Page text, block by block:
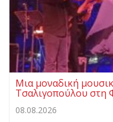
Μια μοναδική
Τσαλιγοπούλου στη
08.08.2026